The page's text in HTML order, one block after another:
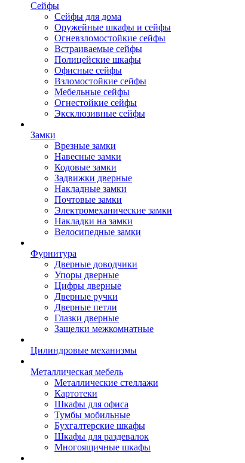
Сейфы
Сейфы для дома
Оружейные шкафы и сейфы
Огневзломостойкие сейфы
Встраиваемые сейфы
Полицейские шкафы
Офисные сейфы
Взломостойкие сейфы
Мебельные сейфы
Огнестойкие сейфы
Эксклюзивные сейфы
Замки
Врезные замки
Навесные замки
Кодовые замки
Задвижки дверные
Накладные замки
Почтовые замки
Электромеханические замки
Накладки на замки
Велосипедные замки
Фурнитура
Дверные доводчики
Упоры дверные
Цифры дверные
Дверные ручки
Дверные петли
Глазки дверные
Защелки межкомнатные
Цилиндровые механизмы
Металлическая мебель
Металлические стеллажи
Картотеки
Шкафы для офиса
Тумбы мобильные
Бухгалтерские шкафы
Шкафы для раздевалок
Многоящичные шкафы